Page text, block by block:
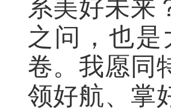
系美好未来
之问，也
卷。我愿同
领好航、掌